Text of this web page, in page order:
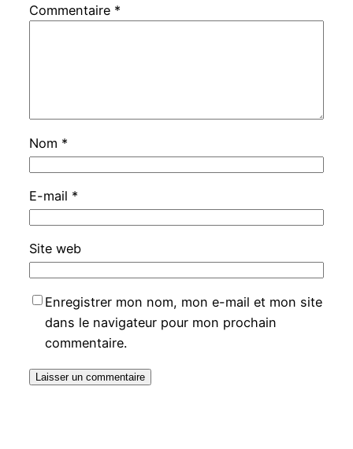
Commentaire *
Nom *
E-mail *
Site web
Enregistrer mon nom, mon e-mail et mon site
dans le navigateur pour mon prochain
commentaire.